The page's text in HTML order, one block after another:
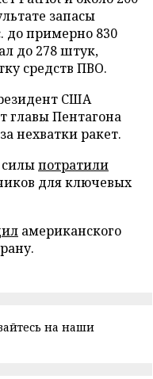
запасы
до примерно 830
до 278 штук,
средств ПВО.
США
главы Пентагона
нехватки ракет.
потратили
для ключевых
американского
на наши